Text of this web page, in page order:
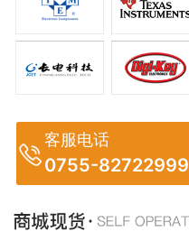
客服电话
0755-82722999